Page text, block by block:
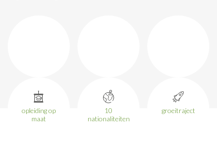
opleiding op
maat
10
nationaliteiten
groeitraject